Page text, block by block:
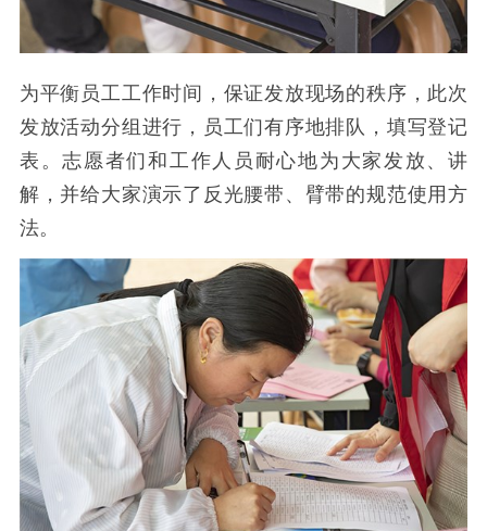
为平衡员工工作时间，保证发放现场的秩序，此次
发放活动分组进行，员工们有序地排队，填写登记
表。志愿者们和工作人员耐心地为大家发放、讲
解，并给大家演示了反光腰带、臂带的规范使用方
法。